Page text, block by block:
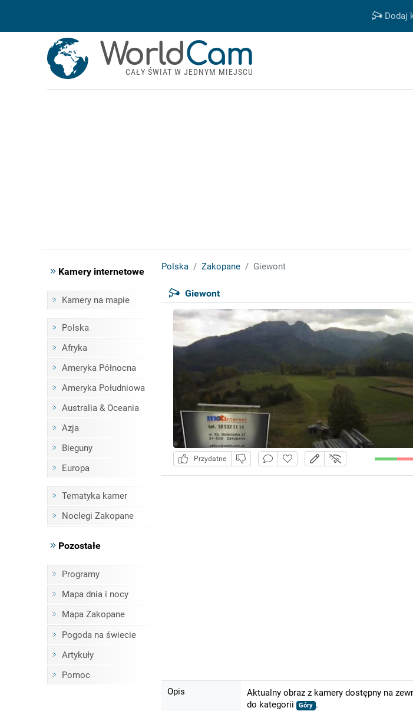
Dodaj
WorldCam
CAŁY ŚWIAT W JEDNYM MIEJSCU
Kamery internetowe
Kamery na mapie
Polska
Afryka
Ameryka Północna
Ameryka Południowa
Australia & Oceania
Azja
Bieguny
Europa
Tematyka kamer
Noclegi Zakopane
Pozostałe
Programy
Mapa dnia i nocy
Mapa Zakopane
Pogoda na świecie
Artykuły
Pomoc
Polska Zakopane Giewont
Giewont
Przydatne
Opis
Aktualny obraz z kamery dostępny na
do kategorii
Góry .